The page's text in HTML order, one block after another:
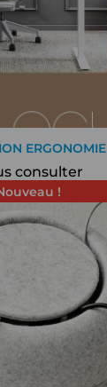
ERGONOMIE
consulter
!